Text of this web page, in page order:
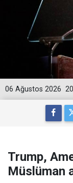
06 Ağustos 2026
Trump,
Müslüman